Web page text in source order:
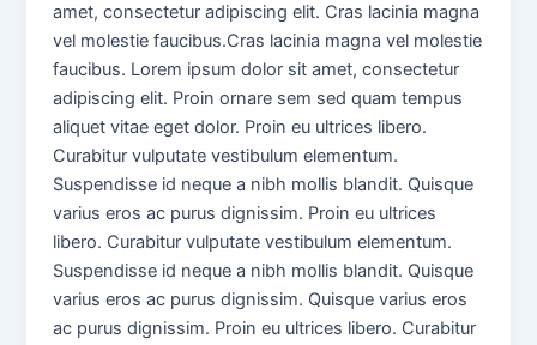
amet, consectetur adipiscing elit. Cras lacinia magna
vel molestie faucibus.Cras lacinia magna vel molestie
faucibus. Lorem ipsum dolor sit amet, consectetur
adipiscing elit. Proin ornare sem sed quam tempus
aliquet vitae eget dolor. Proin eu ultrices libero.
Curabitur vulputate vestibulum elementum.
Suspendisse id neque a nibh mollis blandit. Quisque
varius eros ac purus dignissim. Proin eu ultrices
libero. Curabitur vulputate vestibulum elementum.
Suspendisse id neque a nibh mollis blandit. Quisque
varius eros ac purus dignissim. Quisque varius eros
ac purus dignissim. Proin eu ultrices libero. Curabitur